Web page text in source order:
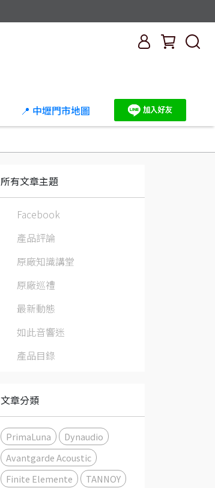
📍 中壢門市地圖
所有文章主題
Facebook
產品評論
原廠知識講堂
原廠巡禮
最新動態
如此音響迷
產品目錄
文章分類
PrimaLuna
Dynaudio
Avantgarde Acoustic
Finite Elemente
TANNOY